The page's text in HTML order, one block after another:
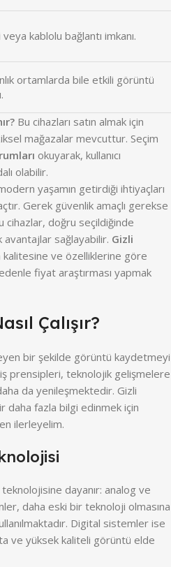
kablolu bağlantı imkanı.
ortamlarda bile etkili görüntü
Bu cihazları satın almak için
mağazalar mevcuttur. Seçim
okuyarak, kullanıcı
olabilir.
yaşamın getirdiği ihtiyaçları
Gerek güvenlik amaçlı gerekse
cihazlar, doğru seçildiğinde
sağlayabilir. Gizli
kalitesine ve özelliklerine göre
fiyat araştırması yapmak
Çalışır?
bir şekilde görüntü kaydetmeyi
prensipleri, teknolojik gelişmelere
da yenileşmektedir. Gizli
daha fazla bilgi edinmek için
ilerleyelim.
dayanır: analog ve
daha eski bir teknoloji olmasına
Digital sistemler ise
ve yüksek kaliteli görüntü elde